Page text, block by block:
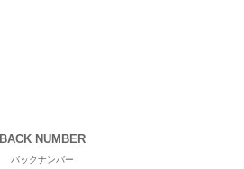
BACK NUMBER
バックナンバー